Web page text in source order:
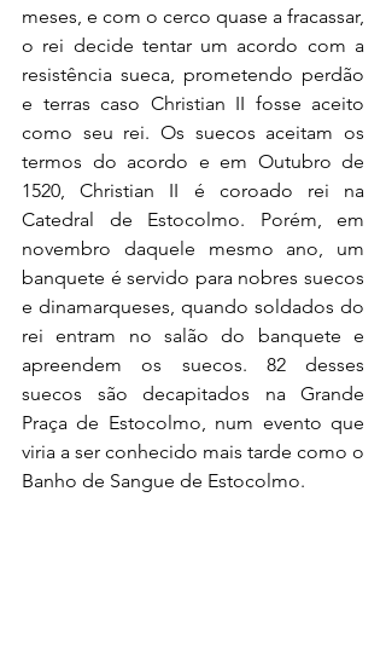
meses, e com o cerco quase a fracassar,
o rei decide tentar um acordo com a
resistência sueca, prometendo perdão
e terras caso Christian II fosse aceito
como seu rei. Os suecos aceitam os
termos do acordo e em Outubro de
1520, Christian II é coroado rei na
Catedral de Estocolmo. Porém, em
novembro daquele mesmo ano, um
banquete é servido para nobres suecos
e dinamarqueses, quando soldados do
rei entram no salão do banquete e
apreendem os suecos. 82 desses
suecos são decapitados na Grande
Praça de Estocolmo, num evento que
viria a ser conhecido mais tarde como o
Banho de Sangue de Estocolmo.